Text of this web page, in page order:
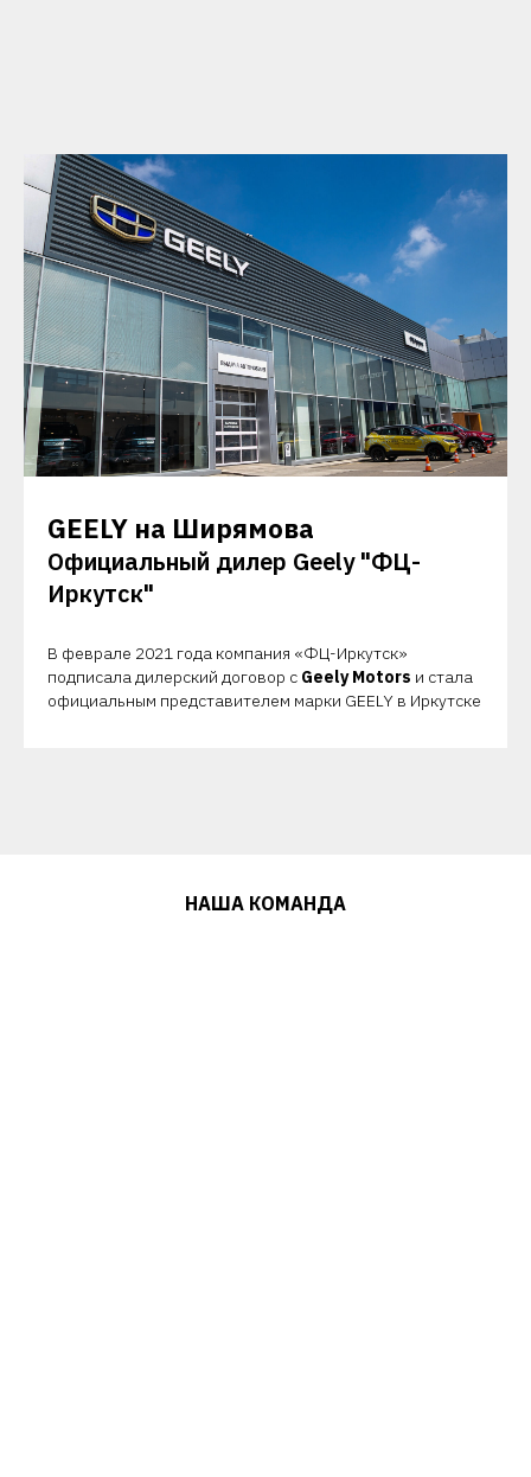
GEELY на Ширямова
Официальный дилер Geely "ФЦ-
Иркутск"
В феврале 2021 года компания «ФЦ-Иркутск»
подписала дилерский договор с Geely Motors и стала
официальным представителем марки GEELY в Иркутске
НАША КОМАНДА